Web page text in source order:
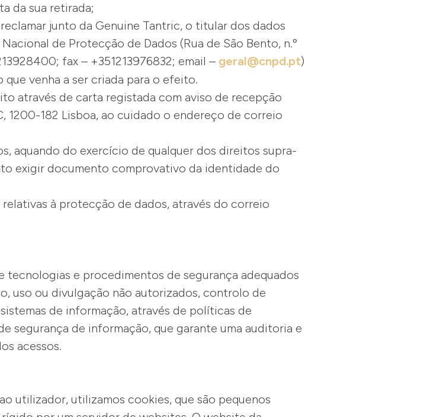
da sua retirada;
junto da Genuine Tantric, o titular dos dados
de Protecção de Dados (Rua de São Bento, n.º
fax – +351213976832; email – geral@cnpd.pt)
venha a ser criada para o efeito.
através de carta registada com aviso de recepção
1200-182 Lisboa, ao cuidado o endereço de correio
aquando do exercício de qualquer dos direitos supra-
exigir documento comprovativo da identidade do
à protecção de dados, através do correio
e procedimentos de segurança adequados
uso ou divulgação não autorizados, controlo de
de informação, através de políticas de
segurança de informação, que garante uma auditoria e
acessos.
utilizador, utilizamos cookies, que são pequenos